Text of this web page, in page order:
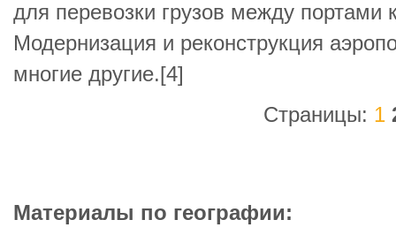
для перевозки грузов между портами
Модернизация и реконструкция
многие другие.[4]
Страницы: 1
Материалы по географии: